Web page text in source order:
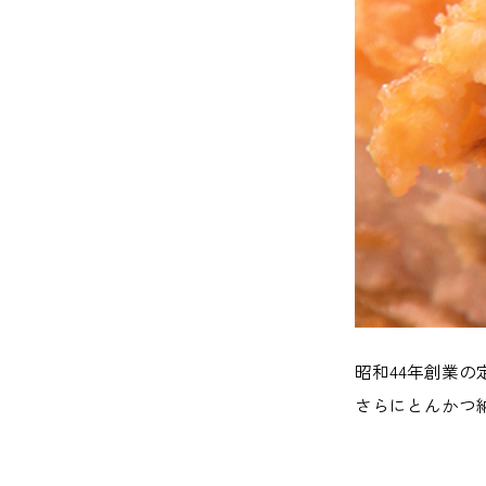
昭和44年創業の
さらにとんかつ